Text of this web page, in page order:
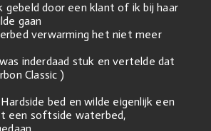
gebeld door een klant of ik bij haar
gaan
verwarming het niet meer
inderdaad stuk en vertelde dat
Classic )
bed en wilde eigenlijk een
een softside waterbed,